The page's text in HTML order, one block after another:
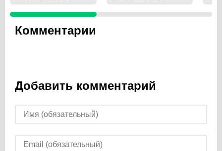
Комментарии
Добавить комментарий